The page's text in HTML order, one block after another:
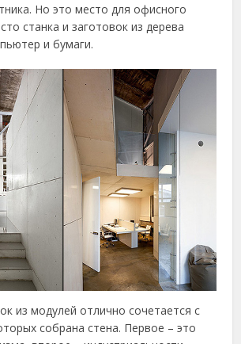
Но это место для офисного
станка и заготовок из дерева
и бумаги.
из модулей отлично сочетается с
собрана стена. Первое – это